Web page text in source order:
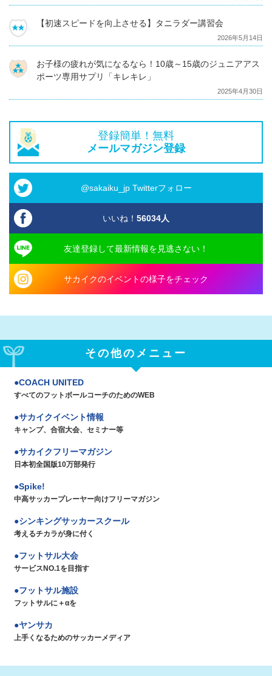
【初速スピードを向上させる】タニラダー講習会
2026年5月14日
お子様の疲れが気になるなら！10歳～15歳のジュニアアス
ポーツ専用サプリ「キレキレ」
2025年4月30日
登録簡単！無料
メールマガジン登録
@sakaiku_jp Twitterフォロー
いいね！ 56034人
友達登録して最新情報を見逃さない！
サカイクのイベントの様子をチェック
その他のメニュー
COACH UNITED
すべてのフットボールコーチのためのWEB
サカイクイベント情報
キャンプ、合宿大会、セミナー等
サカイクフリーマガジン
日本初全国版10万部発行
Spike!
中高サッカープレーヤー向けフリーマガジン
シンキングサッカースクール
考えるチカラが身に付く
フットサル大会
サービスNO.1を目指す
フットサル施設
フットサルに＋αを
ヤンサカ
上手くなるためのサッカーメディア